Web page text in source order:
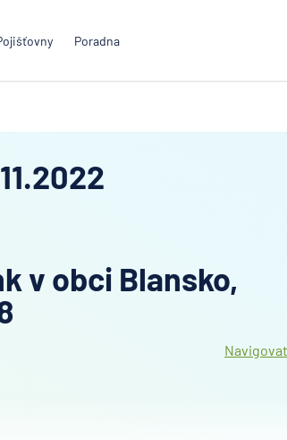
Poradna
v obci Blansko,
Navigovat